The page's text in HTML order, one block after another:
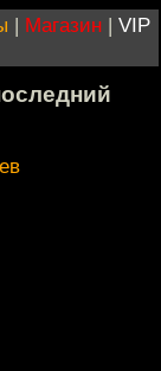
| Магазин | VIP